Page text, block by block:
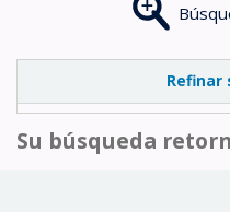
Refinar
Su búsqueda